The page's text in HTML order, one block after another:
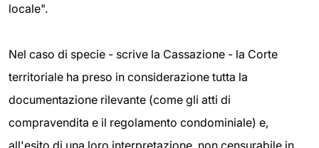
locale".
Nel caso di specie - scrive la Cassazione - la Corte
territoriale ha preso in considerazione tutta la
documentazione rilevante (come gli atti di
compravendita e il regolamento condominiale) e,
all'esito di una loro interpretazione, non censurabile in